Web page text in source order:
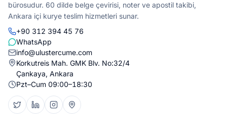
bürosudur. 60 dilde belge çevirisi, noter ve apostil takibi,
Ankara içi kurye teslim hizmetleri sunar.
+90 312 394 45 76
WhatsApp
info@ulustercume.com
Korkutreis Mah. GMK Blv. No:32/4
Çankaya, Ankara
Pzt–Cum 09:00–18:30